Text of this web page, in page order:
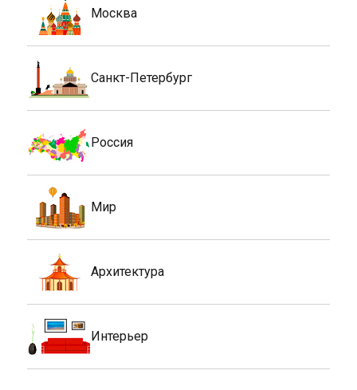
Москва
Санкт-Петербург
Россия
Мир
Архитектура
Интерьер